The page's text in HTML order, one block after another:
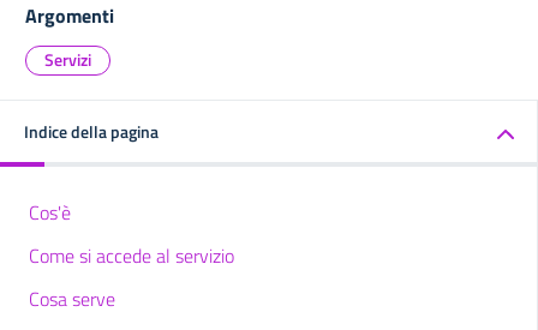
Argomenti
Servizi
Indice della pagina
Cos'è
Come si accede al servizio
Cosa serve